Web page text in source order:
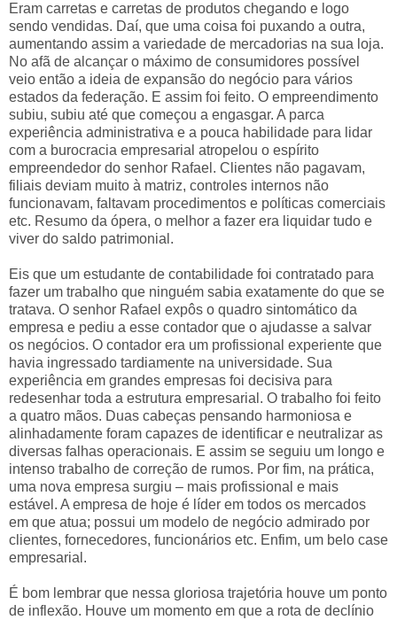
Eram carretas e carretas de produtos chegando e logo
sendo vendidas. Daí, que uma coisa foi puxando a outra,
aumentando assim a variedade de mercadorias na sua loja.
No afã de alcançar o máximo de consumidores possível
veio então a ideia de expansão do negócio para vários
estados da federação. E assim foi feito. O empreendimento
subiu, subiu até que começou a engasgar. A parca
experiência administrativa e a pouca habilidade para lidar
com a burocracia empresarial atropelou o espírito
empreendedor do senhor Rafael. Clientes não pagavam,
filiais deviam muito à matriz, controles internos não
funcionavam, faltavam procedimentos e políticas comerciais
etc. Resumo da ópera, o melhor a fazer era liquidar tudo e
viver do saldo patrimonial.
Eis que um estudante de contabilidade foi contratado para
fazer um trabalho que ninguém sabia exatamente do que se
tratava. O senhor Rafael expôs o quadro sintomático da
empresa e pediu a esse contador que o ajudasse a salvar
os negócios. O contador era um profissional experiente que
havia ingressado tardiamente na universidade. Sua
experiência em grandes empresas foi decisiva para
redesenhar toda a estrutura empresarial. O trabalho foi feito
a quatro mãos. Duas cabeças pensando harmoniosa e
alinhadamente foram capazes de identificar e neutralizar as
diversas falhas operacionais. E assim se seguiu um longo e
intenso trabalho de correção de rumos. Por fim, na prática,
uma nova empresa surgiu – mais profissional e mais
estável. A empresa de hoje é líder em todos os mercados
em que atua; possui um modelo de negócio admirado por
clientes, fornecedores, funcionários etc. Enfim, um belo case
empresarial.
É bom lembrar que nessa gloriosa trajetória houve um ponto
de inflexão. Houve um momento em que a rota de declínio